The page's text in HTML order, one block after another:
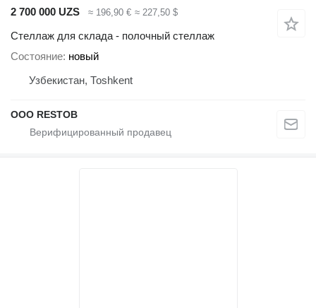
2 700 000 UZS
≈ 196,90 € ≈ 227,50 $
Стеллаж для склада - полочный стеллаж
Состояние новый
Узбекистан, Тоshkent
OOO RESTOB